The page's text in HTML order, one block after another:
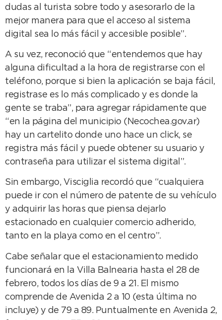
dudas al turista sobre todo y asesorarlo de la
mejor manera para que el acceso al sistema
digital sea lo más fácil y accesible posible”.
A su vez, reconoció que “entendemos que hay
alguna dificultad a la hora de registrarse con el
teléfono, porque si bien la aplicación se baja fácil,
registrase es lo más complicado y es donde la
gente se traba”, para agregar rápidamente que
“en la página del municipio (Necochea.gov.ar)
hay un cartelito donde uno hace un click, se
registra más fácil y puede obtener su usuario y
contraseña para utilizar el sistema digital”.
Sin embargo, Visciglia recordó que “cualquiera
puede ir con el número de patente de su vehículo
y adquirir las horas que piensa dejarlo
estacionado en cualquier comercio adherido,
tanto en la playa como en el centro”.
Cabe señalar que el estacionamiento medido
funcionará en la Villa Balnearia hasta el 28 de
febrero, todos los días de 9 a 21. El mismo
comprende de Avenida 2 a 10 (esta última no
incluye) y de 79 a 89. Puntualmente en Avenida 2,